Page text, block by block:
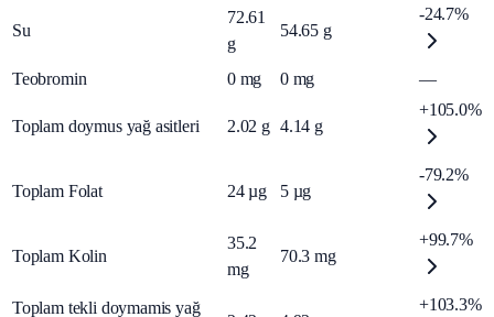
Su
72.61
g
54.65 g
-24.7%
Teobromin 0 mg 0 mg —
Toplam doymus yağ asitleri 2.02 g 4.14 g
+105.0%
Toplam Folat 24 µg 5 µg
-79.2%
Toplam Kolin
35.2
mg
70.3 mg
+99.7%
Toplam tekli doymamis yağ +103.3%